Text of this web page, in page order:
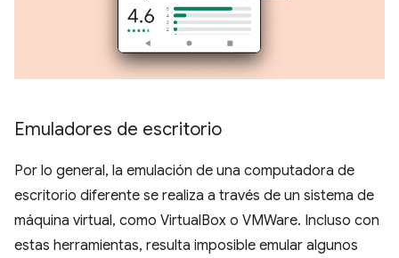
Emuladores de escritorio
Por lo general, la emulación de una computadora de
escritorio diferente se realiza a través de un sistema de
máquina virtual, como VirtualBox o VMWare. Incluso con
estas herramientas, resulta imposible emular algunos